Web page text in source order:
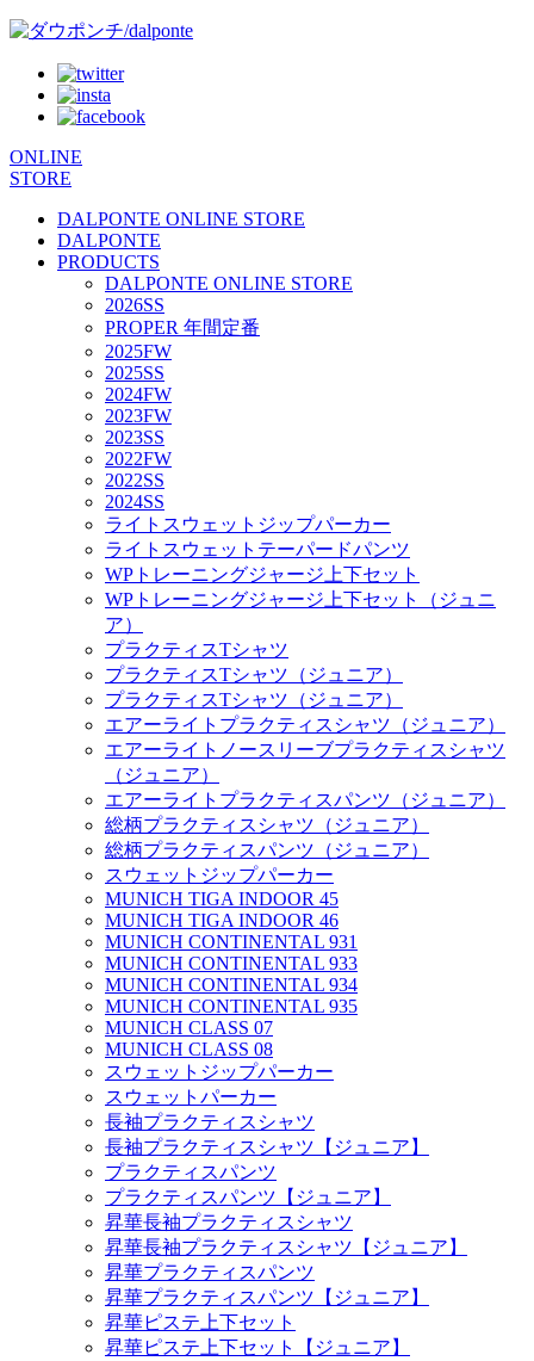
ONLINE
STORE
DALPONTE ONLINE STORE
DALPONTE
PRODUCTS
DALPONTE ONLINE STORE
2026SS
PROPER 年間定番
2025FW
2025SS
2024FW
2023FW
2023SS
2022FW
2022SS
2024SS
ライトスウェットジップパーカー
ライトスウェットテーパードパンツ
WPトレーニングジャージ上下セット
WPトレーニングジャージ上下セット（ジュニ
ア）
プラクティスTシャツ
プラクティスTシャツ（ジュニア）
プラクティスTシャツ（ジュニア）
エアーライトプラクティスシャツ（ジュニア）
エアーライトノースリーブプラクティスシャツ
（ジュニア）
エアーライトプラクティスパンツ（ジュニア）
総柄プラクティスシャツ（ジュニア）
総柄プラクティスパンツ（ジュニア）
スウェットジップパーカー
MUNICH TIGA INDOOR 45
MUNICH TIGA INDOOR 46
MUNICH CONTINENTAL 931
MUNICH CONTINENTAL 933
MUNICH CONTINENTAL 934
MUNICH CONTINENTAL 935
MUNICH CLASS 07
MUNICH CLASS 08
スウェットジップパーカー
スウェットパーカー
長袖プラクティスシャツ
長袖プラクティスシャツ【ジュニア】
プラクティスパンツ
プラクティスパンツ【ジュニア】
昇華長袖プラクティスシャツ
昇華長袖プラクティスシャツ【ジュニア】
昇華プラクティスパンツ
昇華プラクティスパンツ【ジュニア】
昇華ピステ上下セット
昇華ピステ上下セット【ジュニア】